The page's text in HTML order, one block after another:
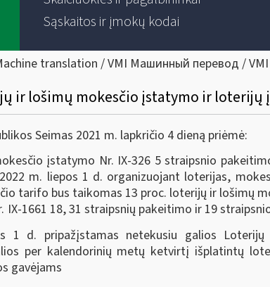
Sąskaitos ir įmokų kodai
translation / VMI Машинный перевод /
ir lošimų mokesčio įstatymo ir
Seimas 2021 m. lapkričio 4 dieną priėmė:
įstatymo Nr. IX-326 5 straipsnio
m. liepos 1 d. organizuojant loterijas,
tarifo bus taikomas 13 proc. loterijų ir lošimų
1661 18, 31 straipsnių pakeitimo ir 19
1 d. pripažįstamas netekusiu galios
per kalendorinių metų ketvirtį išplatintų
gavėjams